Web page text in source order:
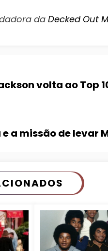
daDecked Out
volta ao Top
a missão de levar